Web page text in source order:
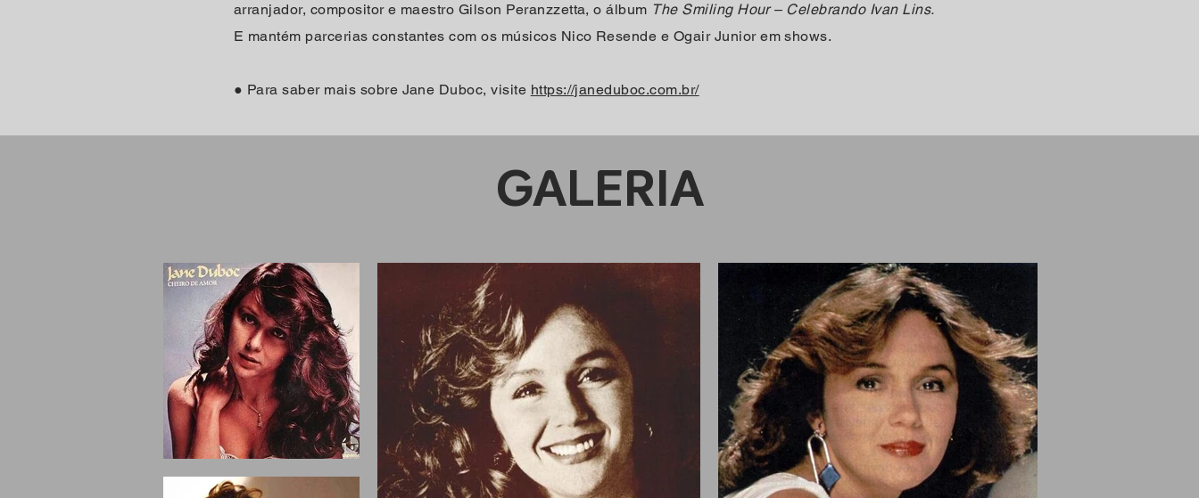
arranjador, compositor e maestro Gilson Peranzzetta, o álbum The Smiling Hour – Celebrando Ivan Lins.
E mantém parcerias constantes com os músicos Nico Resende e Ogair Junior em shows.
● Para saber mais sobre Jane Duboc, visite https://janeduboc.com.br/
GALERIA